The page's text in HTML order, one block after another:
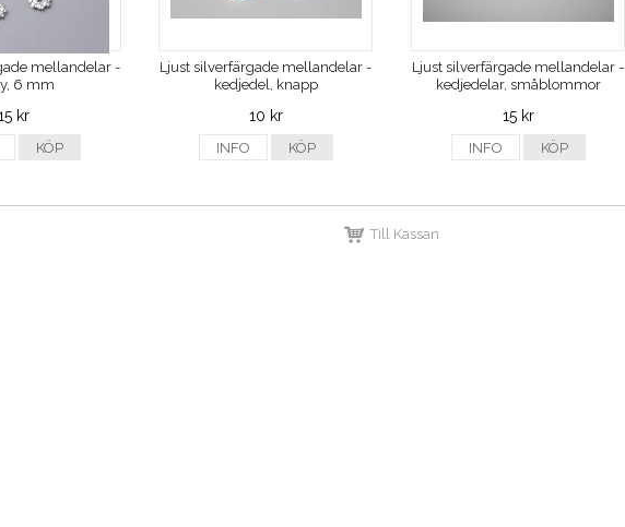
mellandelar -
6 mm
kr
KÖP
Ljust silverfärgade mellandelar -
kedjedel, knapp
10 kr
INFO KÖP
Ljust silverfärgade mellandelar -
kedjedelar, småblommor
15 kr
INFO KÖP
Till Kassan